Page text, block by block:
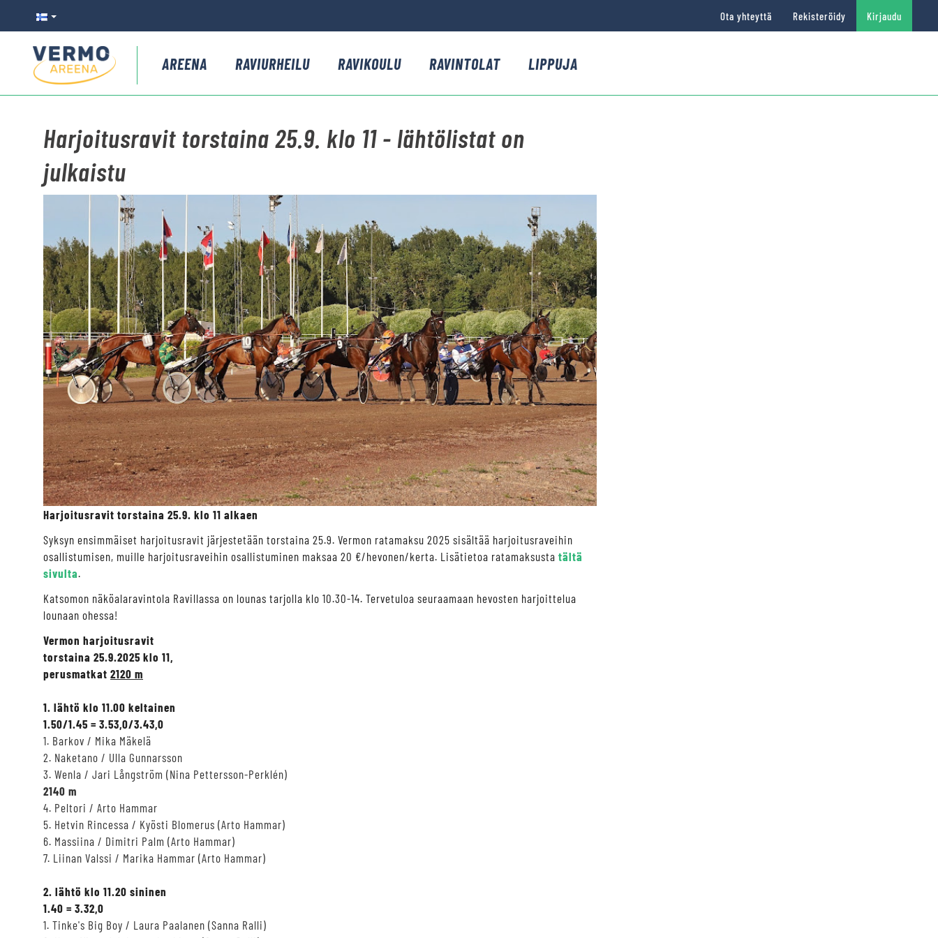
Ota yhteyttä Rekisteröidy Kirjaudu
AREENA RAVIURHEILU RAVIKOULU RAVINTOLAT LIPPUJA
Harjoitusravit torstaina 25.9. klo 11 - lähtölistat on
julkaistu
Harjoitusravit torstaina 25.9. klo 11 alkaen
Syksyn ensimmäiset harjoitusravit järjestetään torstaina 25.9. Vermon ratamaksu 2025 sisältää harjoitusraveihin
osallistumisen, muille harjoitusraveihin osallistuminen maksaa 20 €/hevonen/kerta. Lisätietoa ratamaksusta tältä
sivulta.
Katsomon näköalaravintola Ravillassa on lounas tarjolla klo 10.30-14. Tervetuloa seuraamaan hevosten harjoittelua
lounaan ohessa!
Vermon harjoitusravit
torstaina 25.9.2025 klo 11,
perusmatkat 2120 m
1. lähtö klo 11.00 keltainen
1.50/1.45 = 3.53,0/3.43,0
1. Barkov / Mika Mäkelä
2. Naketano / Ulla Gunnarsson
3. Wenla / Jari Långström (Nina Pettersson-Perklén)
2140 m
4. Peltori / Arto Hammar
5. Hetvin Rincessa / Kyösti Blomerus (Arto Hammar)
6. Massiina / Dimitri Palm (Arto Hammar)
7. Liinan Valssi / Marika Hammar (Arto Hammar)
2. lähtö klo 11.20 sininen
1.40 = 3.32,0
1. Tinke's Big Boy / Laura Paalanen (Sanna Ralli)